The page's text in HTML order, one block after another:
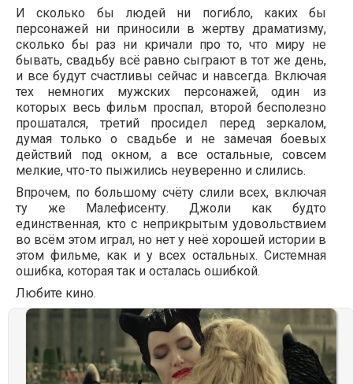
И сколько бы людей ни погибло, каких бы
персонажей ни приносили в жертву драматизму,
сколько бы раз ни кричали про то, что миру не
бывать, свадьбу всё равно сыграют в тот же день,
и все будут счастливы сейчас и навсегда. Включая
тех немногих мужских персонажей, один из
которых весь фильм проспал, второй бесполезно
прошатался, третий просидел перед зеркалом,
думая только о свадьбе и не замечая боевых
действий под окном, а все остальные, совсем
мелкие, что-то пыжились неуверенно и слились.
Впрочем, по большому счёту слили всех, включая
ту же Малефисенту. Джоли как будто
единственная, кто с неприкрытым удовольствием
во всём этом играл, но нет у неё хорошей истории в
этом фильме, как и у всех остальных. Системная
ошибка, которая так и осталась ошибкой.
Любите кино.